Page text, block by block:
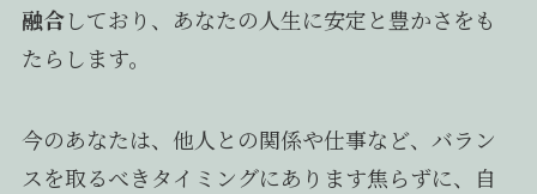
融合しており、あなたの人生に安定と豊かさをも
たらします。
今のあなたは、他人との関係や仕事など、バラン
スを取るべきタイミングにあります焦らずに、自